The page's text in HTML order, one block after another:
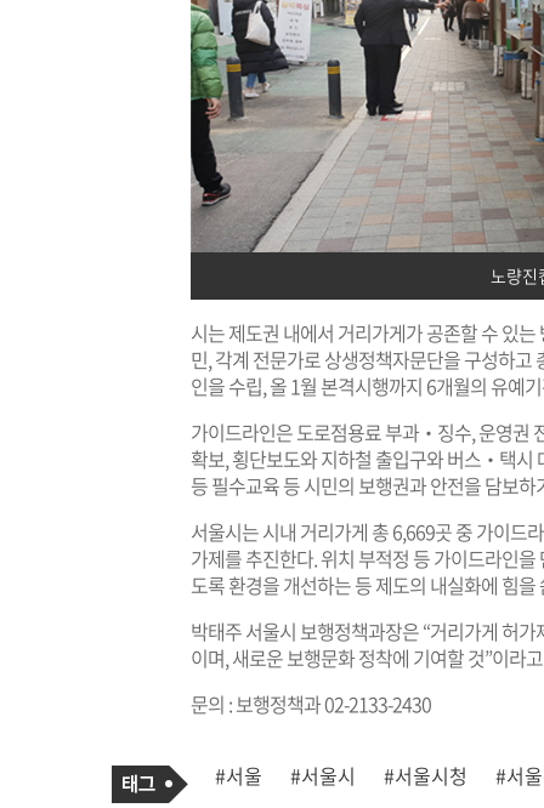
노량진
시는 제도권 내에서 거리가게가 공존할 수 있
민, 각계 전문가로 상생정책자문단을 구성하
인을 수립, 올 1월 본격시행까지 6개월의 유예
가이드라인은 도로점용료 부과‧징수, 운영권
확보, 횡단보도와 지하철 출입구와 버스‧택시
등 필수교육 등 시민의 보행권과 안전을 담보
서울시는 시내 거리가게 총 6,669곳 중 가이드
가제를 추진한다. 위치 부적정 등 가이드라인
도록 환경을 개선하는 등 제도의 내실화에 힘을
박태주 서울시 보행정책과장은 “거리가게 허
이며, 새로운 보행문화 정착에 기여할 것”이라
문의 : 보행정책과 02-2133-2430
사
태
그
#서울 #서울시 #서울시청 #서